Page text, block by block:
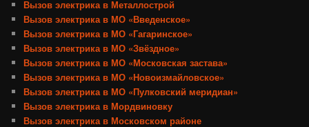
Вызов электрика в Металлострой
Вызов электрика в МО «Введенское»
Вызов электрика в МО «Гагаринское»
Вызов электрика в МО «Звёздное»
Вызов электрика в МО «Московская застава»
Вызов электрика в МО «Новоизмайловское»
Вызов электрика в МО «Пулковский меридиан»
Вызов электрика в Мордвиновку
Вызов электрика в Московском районе